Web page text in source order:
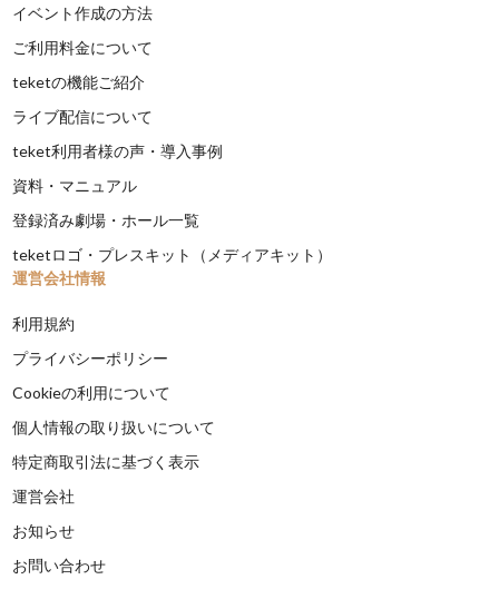
イベント作成の方法
ご利用料金について
teketの機能ご紹介
ライブ配信について
teket利用者様の声・導入事例
資料・マニュアル
登録済み劇場・ホール一覧
teketロゴ・プレスキット（メディアキット）
運営会社情報
利用規約
プライバシーポリシー
Cookieの利用について
個人情報の取り扱いについて
特定商取引法に基づく表示
運営会社
お知らせ
お問い合わせ